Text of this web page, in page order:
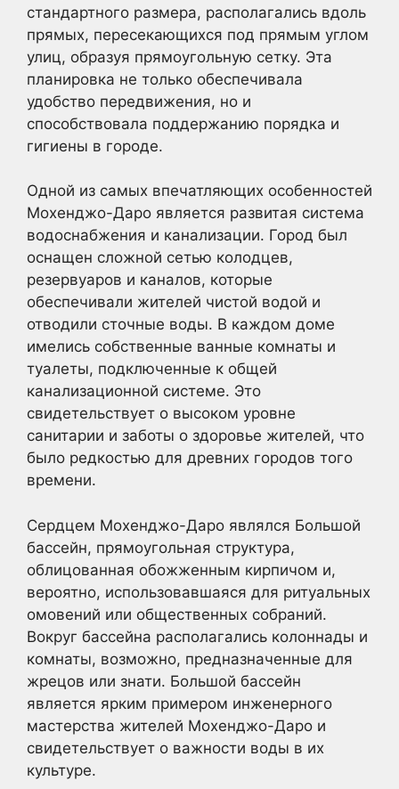
стандартного размера, располагались вдоль
прямых, пересекающихся под прямым углом
улиц, образуя прямоугольную сетку. Эта
планировка не только обеспечивала
удобство передвижения, но и
способствовала поддержанию порядка и
гигиены в городе.
Одной из самых впечатляющих особенностей
Мохенджо-Даро является развитая система
водоснабжения и канализации. Город был
оснащен сложной сетью колодцев,
резервуаров и каналов, которые
обеспечивали жителей чистой водой и
отводили сточные воды. В каждом доме
имелись собственные ванные комнаты и
туалеты, подключенные к общей
канализационной системе. Это
свидетельствует о высоком уровне
санитарии и заботы о здоровье жителей, что
было редкостью для древних городов того
времени.
Сердцем Мохенджо-Даро являлся Большой
бассейн, прямоугольная структура,
облицованная обожженным кирпичом и,
вероятно, использовавшаяся для ритуальных
омовений или общественных собраний.
Вокруг бассейна располагались колоннады и
комнаты, возможно, предназначенные для
жрецов или знати. Большой бассейн
является ярким примером инженерного
мастерства жителей Мохенджо-Даро и
свидетельствует о важности воды в их
культуре.